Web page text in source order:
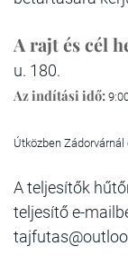
A rajt és cél
u. 180.
Az indítási idő:
Útközben
A teljesítők
teljesítő e-